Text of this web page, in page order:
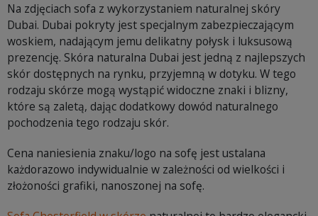
Na zdjęciach sofa z wykorzystaniem naturalnej skóry
Dubai. Dubai pokryty jest specjalnym zabezpieczającym
woskiem, nadającym jemu delikatny połysk i luksusową
prezencję. Skóra naturalna Dubai jest jedną z najlepszych
skór dostępnych na rynku, przyjemną w dotyku. W tego
rodzaju skórze mogą wystąpić widoczne znaki i blizny,
które są zaletą, dając dodatkowy dowód naturalnego
pochodzenia tego rodzaju skór.
Cena naniesienia znaku/logo na sofę jest ustalana
każdorazowo indywidualnie w zależności od wielkości i
złożoności grafiki, nanoszonej na sofę.